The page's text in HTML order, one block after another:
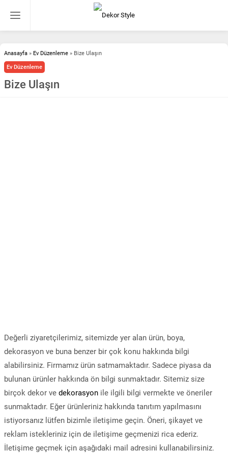
Anasayfa » Ev Düzenleme » Bize Ulaşın
Ev Düzenleme
Bize Ulaşın
Değerli ziyaretçilerimiz, sitemizde yer alan ürün, boya,
dekorasyon ve buna benzer bir çok konu hakkında bilgi
alabilirsiniz. Firmamız ürün satmamaktadır. Sadece piyasa da
bulunan ürünler hakkında ön bilgi sunmaktadır. Sitemiz size
birçok dekor ve dekorasyon ile ilgili bilgi vermekte ve öneriler
sunmaktadır. Eğer ürünleriniz hakkında tanıtım yapılmasını
istiyorsanız lütfen bizimle iletişime geçin. Öneri, şikayet ve
reklam istekleriniz için de iletişime geçmenizi rica ederiz.
İletişime geçmek için aşağıdaki mail adresini kullanabilirsiniz.